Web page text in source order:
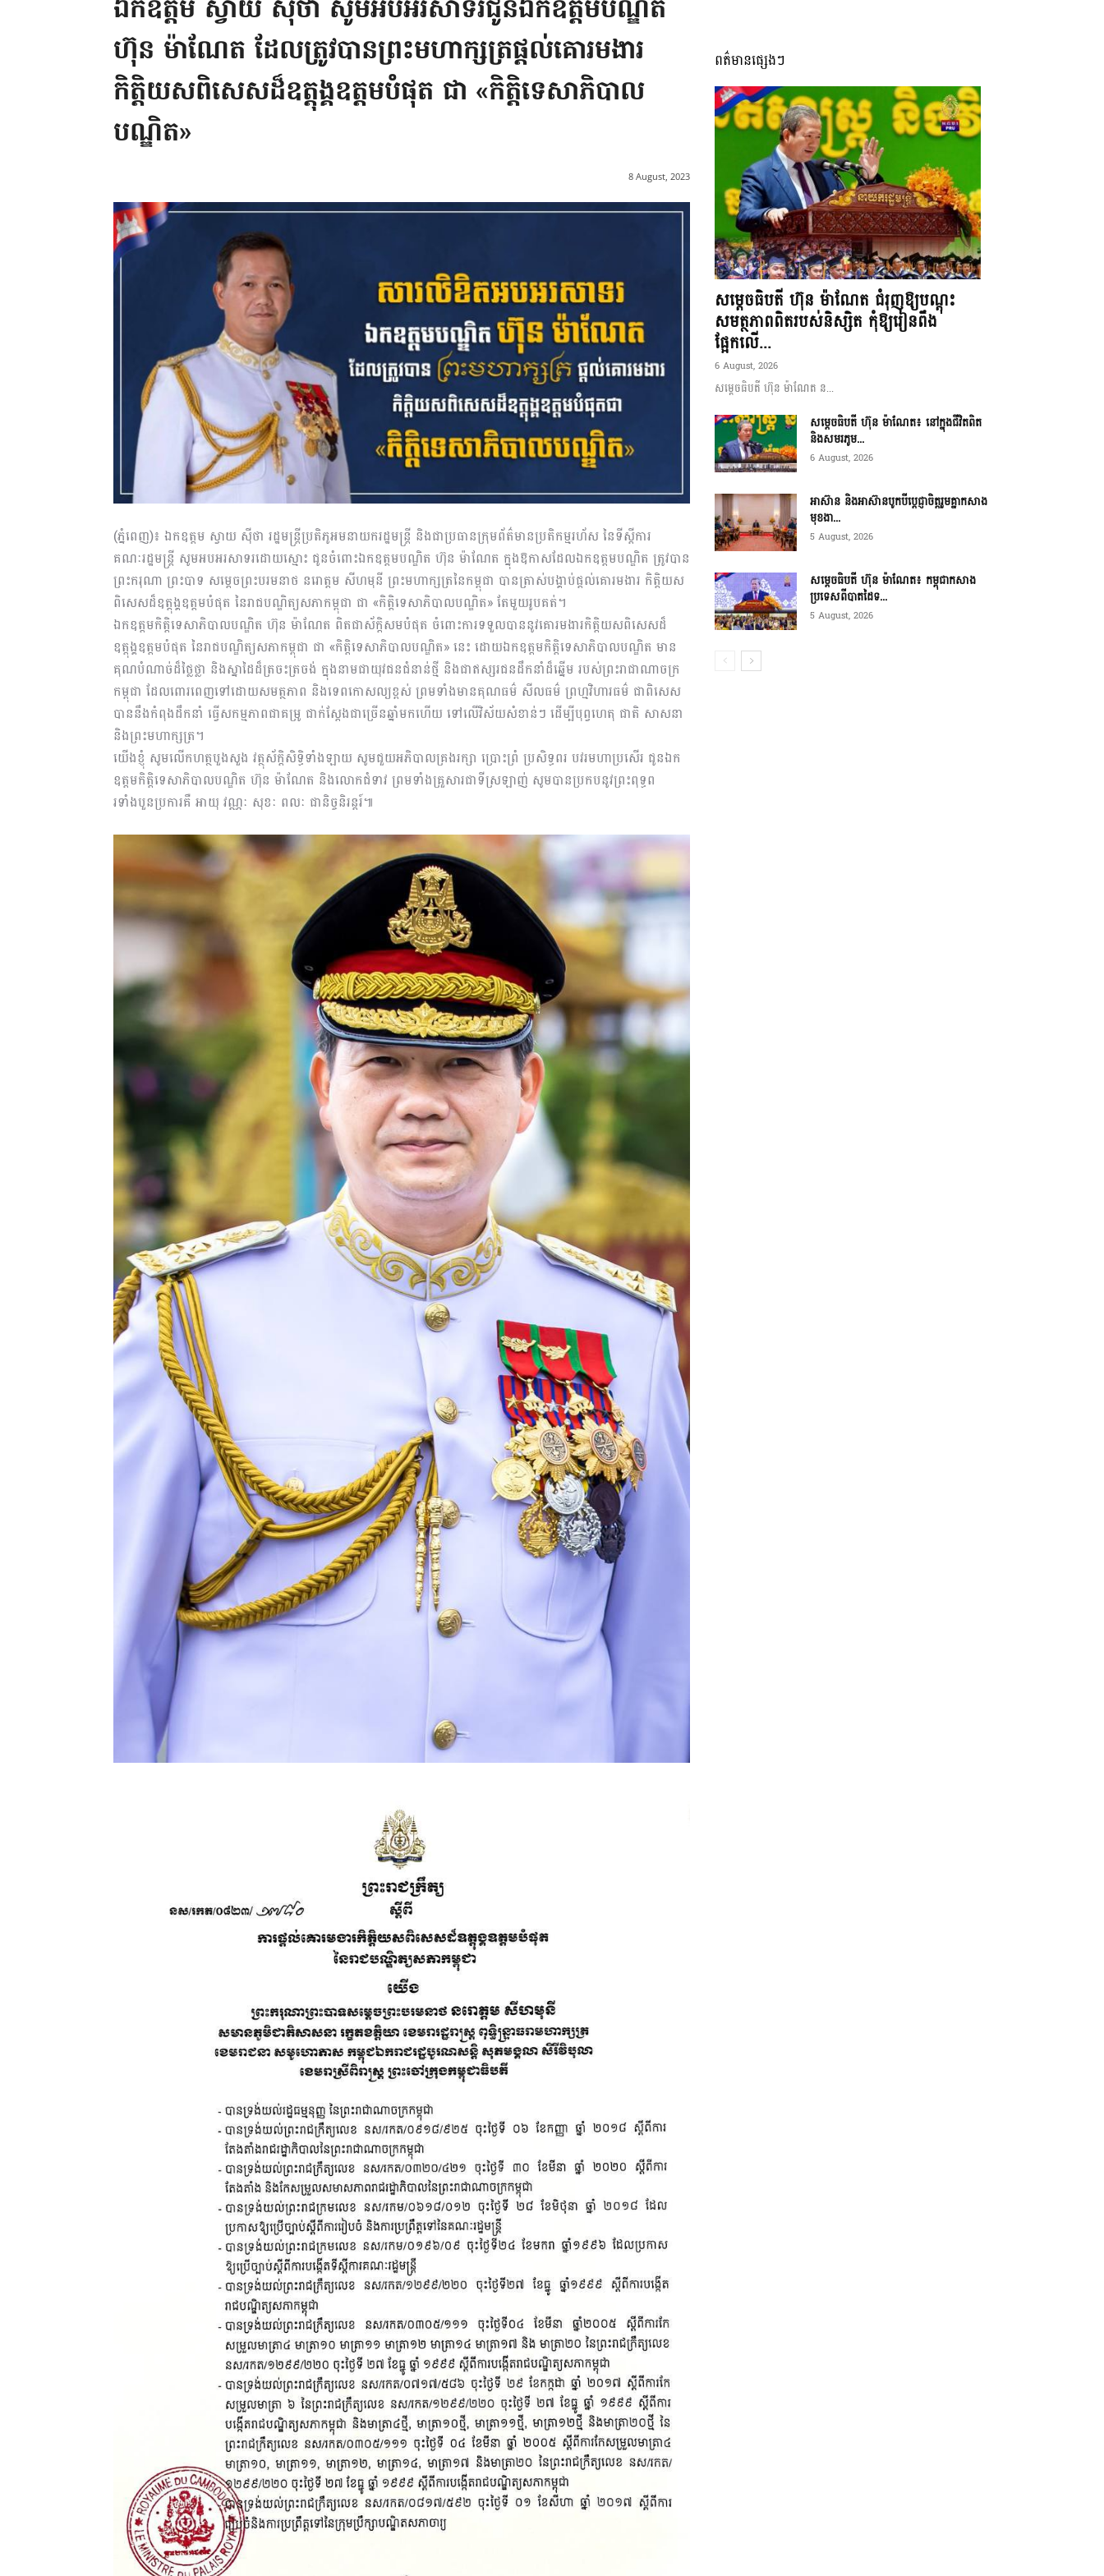
ភាព​
ព័ត៌មាន​
និង
ប្រតិកម្ម
រហ័ស
ឯកឧត្តម ស្វាយ ស៊ីថា សូមអបអរសាទរជូនឯកឧត្តមបណ្ឌិត
ហ៊ុន ម៉ាណែត ដែលត្រូវបានព្រះមហាក្សត្រផ្តល់គោរមងារ
កិត្តិយសពិសេសដ៏ឧត្តុង្គឧត្តមបំផុត ជា «កិត្តិទេសាភិបាល
បណ្ឌិត»
8 August, 2023
(ភ្នំពេញ)៖ ឯកឧត្តម ស្វាយ ស៉ីថា រដ្ឋមន្រ្តីប្រតិភូអមនាយករដ្ឋមន្រ្តី និងជាប្រធានក្រុមព័ត៌មានប្រតិកម្មរហ័ស នៃទីស្តីការ
គណៈរដ្ឋមន្រ្តី សូមអបអរសាទរដោយស្មោះ ជូនចំពោះឯកឧត្តមបណ្ឌិត ហ៊ុន ម៉ាណែត ក្នុងឱកាសដែលឯកឧត្តមបណ្ឌិត ត្រូវបាន
ព្រះករុណា ព្រះបាទ សម្តេចព្រះបរមនាថ នរោត្តម សីហមុនី ព្រះមហាក្សត្រនៃកម្ពុជា បានត្រាស់បង្គាប់ផ្តល់គោរមងារ កិត្តិយស
ពិសេសដ៏ឧត្តុង្គឧត្តមបំផុត នៃរាជបណ្ឌិត្យសភាកម្ពុជា ជា «កិត្តិទេសាភិបាលបណ្ឌិត» តែមួយរូបគត់។
ឯកឧត្តមកិត្តិទេសាភិបាលបណ្ឌិត ហ៊ុន ម៉ាណែត ពិតជាស័ក្តិសមបំផុត ចំពោះការទទួលបាននូវគោរមងារកិត្តិយសពិសេសដ៏
ឧត្តុង្គឧត្តមបំផុត នៃរាជបណ្ឌិត្យសភាកម្ពុជា ជា «កិត្តិទេសាភិបាលបណ្ឌិត» នេះ ដោយឯកឧត្តមកិត្តិទេសាភិបាលបណ្ឌិត មាន
គុណបំណាច់ដ៏ថ្លៃថ្លា និងស្នាដៃដ៏ត្រចះត្រចង់ ក្នុងនាមជាយុវជនជំនាន់ថ្មី និងជាឥស្សរជនដឹកនាំដ៏ឆ្នើម របស់ព្រះរាជាណាចក្រ
កម្ពុជា ដែលពោរពេញទៅដោយសមត្ថភាព និងទេពកោសល្យខ្ពស់ ព្រមទាំងមានគុណធម៌ សីលធម៌ ព្រហ្មវិហារធម៌ ជាពិសេស
បាននឹងកំពុងដឹកនាំ ធ្វើសកម្មភាពជាគម្រូ ជាក់ស្ដែងជាច្រើនឆ្នាំមកហើយ ទៅលើវិស័យសំខាន់ៗ ដើម្បីបុព្វហេតុ ជាតិ សាសនា
និងព្រះមហាក្សត្រ។
យើងខ្ញុំ សូមលើកហត្ថបួងសួង វត្ថុស័ក្ដិសិទ្ធិទាំងឡាយ សូមជួយអភិបាលគ្រងរក្សា ប្រោះព្រំ ប្រសិទ្ធពរ បវរមហាប្រសើរ ជូនឯក
ឧត្តមកិត្តិទេសាភិបាលបណ្ឌិត ហ៊ុន ម៉ាណែត និងលោកជំទាវ ព្រមទាំងគ្រួសារជាទីស្រឡាញ់ សូមបានប្រកបនូវព្រះពុទ្ធព
រទាំងបួនប្រការគឺ អាយុ វណ្ណៈ សុខៈ ពលៈ ជានិច្ចនិរន្តរ៍៕
ពត៌មានផ្សេងៗ
សម្តេចធិបតី ហ៊ុន ម៉ាណែត ជំរុញឱ្យបណ្តុះ
សមត្ថភាពពិតរបស់និស្សិត កុំឱ្យរៀនពឹង
ផ្អែកលើ...
6 August, 2026
សម្តេចធិបតី ហ៊ុន ម៉ាណែត ន...
សម្តេចធិបតី ហ៊ុន ម៉ាណែត៖ នៅក្នុងជីវិតពិត
និងសមរភូម...
6 August, 2026
អាស៊ាន និងអាស៊ានបូកបីប្តេជ្ញាចិត្តរួមគ្នាកសាង
មុខងា...
5 August, 2026
សម្ដេចធិបតី ហ៊ុន ម៉ាណែត៖ កម្ពុជាកសាង
ប្រទេសពីបាតដៃទ...
5 August, 2026